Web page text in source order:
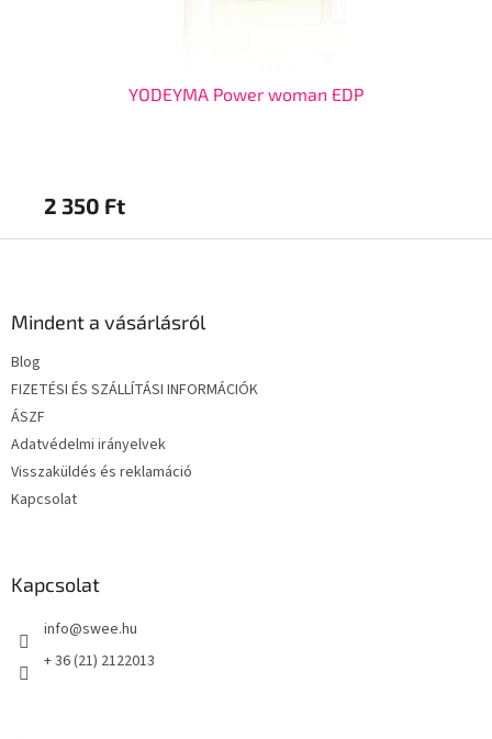
YODEYMA Power woman EDP
2 350 Ft
Mindent a vásárlásról
Blog
FIZETÉSI ÉS SZÁLLÍTÁSI INFORMÁCIÓK
ÁSZF
Adatvédelmi irányelvek
Visszaküldés és reklamáció
Kapcsolat
Kapcsolat
info@swee.hu
+ 36 (21) 2122013